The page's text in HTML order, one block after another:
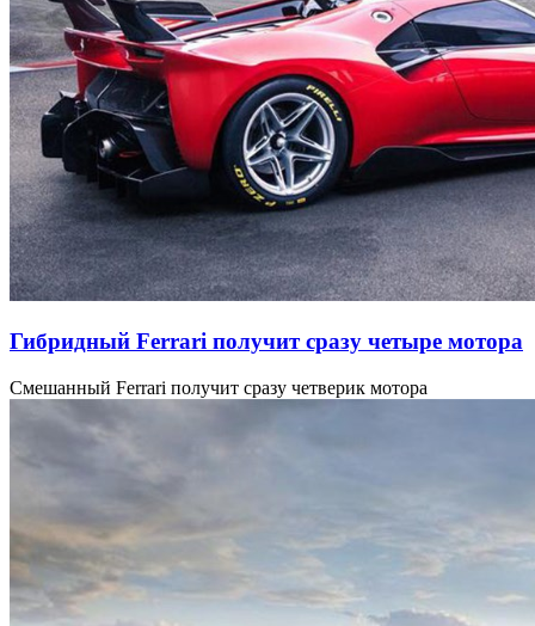
Гибридный Ferrari получит сразу четыре мотора
Смешанный Ferrari получит сразу четверик мотора